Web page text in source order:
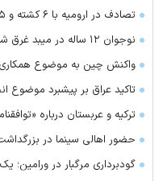
تصادف در ارومیه با ۶ کشته و ۵ مصدوم
نوجوان ۱۲ ساله در میبد غرق شد
واکنش چین به موضوع همکاری
تاکید عراق بر پیشبرد
ترکیه و عربستان درباره
حضور اهالی سینما در
گودبرداری مرگبار در ورامین؛